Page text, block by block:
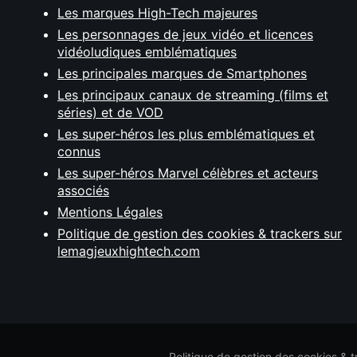
Les marques High-Tech majeures
Les personnages de jeux vidéo et licences
vidéoludiques emblématiques
Les principales marques de Smartphones
Les principaux canaux de streaming (films et
séries) et de VOD
Les super-héros les plus emblématiques et
connus
Les super-héros Marvel célèbres et acteurs
associés
Mentions Légales
Politique de gestion des cookies & trackers sur
lemagjeuxhightech.com